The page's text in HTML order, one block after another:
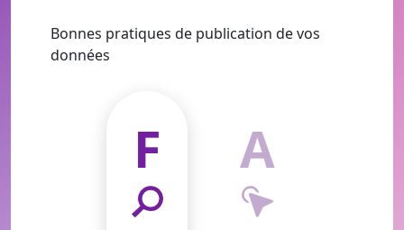
Bonnes pratiques de publication de vos
données
F A